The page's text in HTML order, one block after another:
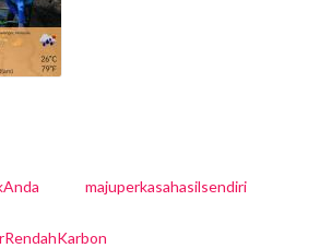
majuperkasahasilsendiri